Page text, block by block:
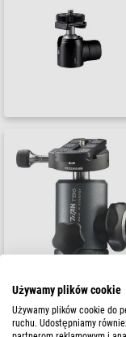
Używamy plików cookie
Używamy plików cookie do
ruchu. Udostępniamy